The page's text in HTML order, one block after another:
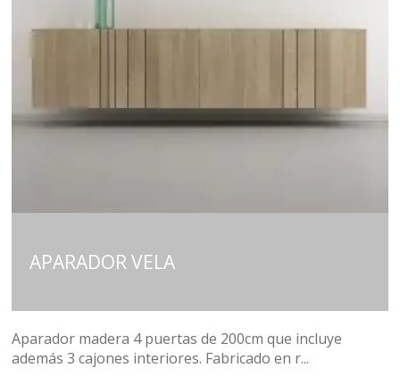
APARADOR VELA
Aparador madera 4 puertas de 200cm que incluye
además 3 cajones interiores. Fabricado en r...